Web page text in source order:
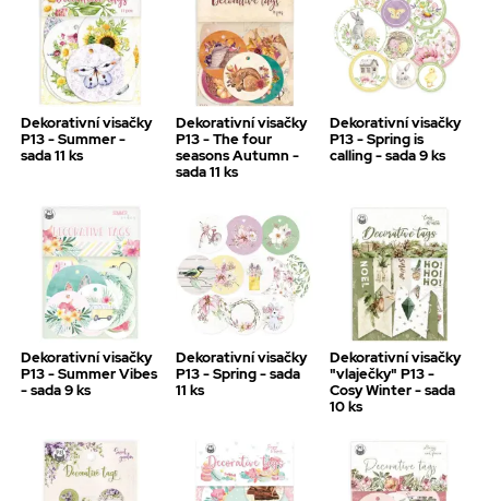
Dekorativní visačky
P13 - Summer -
sada 11 ks
Dekorativní visačky
P13 - The four
seasons Autumn -
sada 11 ks
Dekorativní visačky
P13 - Spring is
calling - sada 9 ks
Dekorativní visačky
P13 - Summer Vibes
- sada 9 ks
Dekorativní visačky
P13 - Spring - sada
11 ks
Dekorativní visačky
"vlaječky" P13 -
Cosy Winter - sada
10 ks